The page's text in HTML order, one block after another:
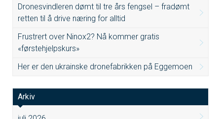
Dronesvindleren dømt til tre års fengsel – fradømt
retten til å drive næring for alltid
Frustrert over Ninox2? Nå kommer gratis
«førstehjelpskurs»
Her er den ukrainske dronefabrikken på Eggemoen
Arkiv